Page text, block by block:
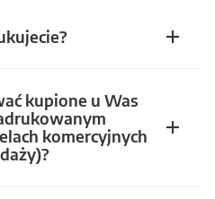
kupione u Was
komercyjnych